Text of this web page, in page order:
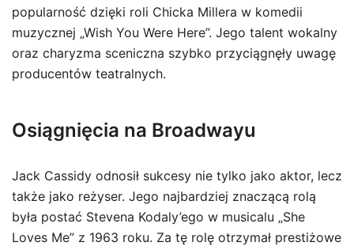
popularność dzięki roli Chicka Millera w komedii
muzycznej „Wish You Were Here”. Jego talent wokalny
oraz charyzma sceniczna szybko przyciągnęły uwagę
producentów teatralnych.
Osiągnięcia na Broadwayu
Jack Cassidy odnosił sukcesy nie tylko jako aktor, lecz
także jako reżyser. Jego najbardziej znaczącą rolą
była postać Stevena Kodaly’ego w musicalu „She
Loves Me” z 1963 roku. Za tę rolę otrzymał prestiżowe